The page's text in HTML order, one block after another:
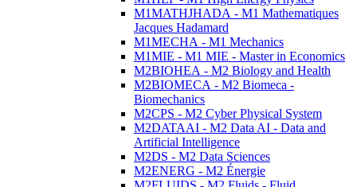
M1MATHJHADA - M1 Mathematiques
Jacques Hadamard
M1MECHA - M1 Mechanics
M1MIE - M1 MIE - Master in Economics
M2BIOHEA - M2 Biology and Health
M2BIOMECA - M2 Biomeca -
Biomechanics
M2CPS - M2 Cyber Physical System
M2DATAAI - M2 Data AI - Data and
Artificial Intelligence
M2DS - M2 Data Sciences
M2ENERG - M2 Énergie